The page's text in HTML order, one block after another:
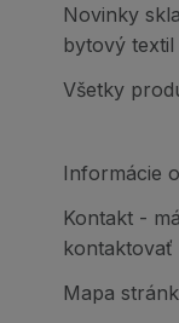
Novinky
bytový textil
Všetky
Informácie
Kontakt -
kontaktovať
Mapa